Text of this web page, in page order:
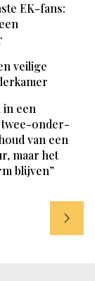
EK-fans:
veilige
in een
onder-
van een
maar het
blijven”